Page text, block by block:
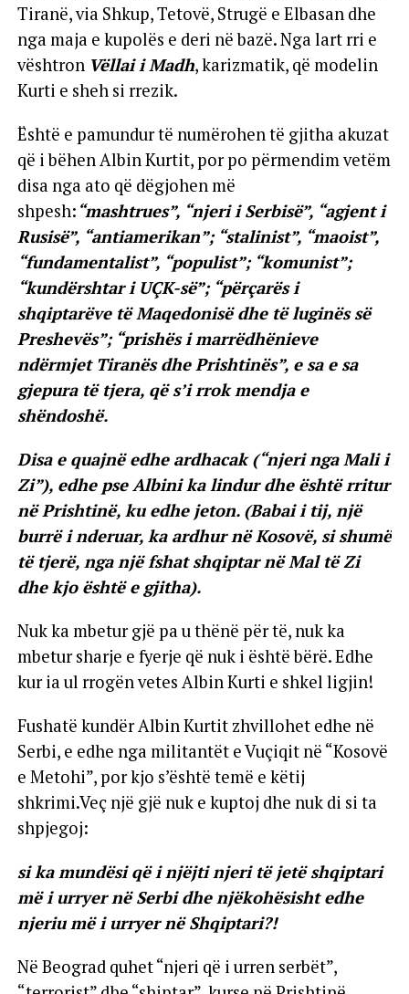
Tiranë, via Shkup, Tetovë, Strugë e Elbasan dhe
nga maja e kupolës e deri në bazë. Nga lart rri e
vështron Vëllai i Madh, karizmatik, që modelin
Kurti e sheh si rrezik.
Është e pamundur të numërohen të gjitha akuzat
që i bëhen Albin Kurtit, por po përmendim vetëm
disa nga ato që dëgjohen më
shpesh: “mashtrues”, “njeri i Serbisë”, “agjent i
Rusisë”, “antiamerikan”; “stalinist”, “maoist”,
“fundamentalist”, “populist”; “komunist”;
“kundërshtar i UÇK-së”; “përçarës i
shqiptarëve të Maqedonisë dhe të luginës së
Preshevës”; “prishës i marrëdhënieve
ndërmjet Tiranës dhe Prishtinës”, e sa e sa
gjepura të tjera, që s’i rrok mendja e
shëndoshë.
Disa e quajnë edhe ardhacak (“njeri nga Mali i
Zi”), edhe pse Albini ka lindur dhe është rritur
në Prishtinë, ku edhe jeton. (Babai i tij, një
burrë i nderuar, ka ardhur në Kosovë, si shumë
të tjerë, nga një fshat shqiptar në Mal të Zi
dhe kjo është e gjitha).
Nuk ka mbetur gjë pa u thënë për të, nuk ka
mbetur sharje e fyerje që nuk i është bërë. Edhe
kur ia ul rrogën vetes Albin Kurti e shkel ligjin!
Fushatë kundër Albin Kurtit zhvillohet edhe në
Serbi, e edhe nga militantët e Vuçiqit në “Kosovë
e Metohi”, por kjo s’është temë e këtij
shkrimi.Veç një gjë nuk e kuptoj dhe nuk di si ta
shpjegoj:
si ka mundësi që i njëjti njeri të jetë shqiptari
më i urryer në Serbi dhe njëkohësisht edhe
njeriu më i urryer në Shqiptari?!
Në Beograd quhet “njeri që i urren serbët”,